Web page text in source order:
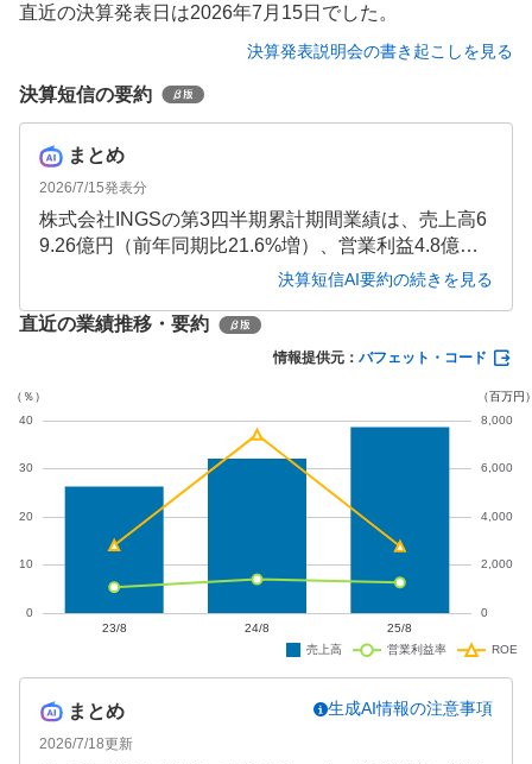
直近の決算発表日は2026年7月15日でした。
決算発表説明会の書き起こしを見る
決算短信の要約
まとめ
2026/7/15発表分
株式会社INGSの第3四半期累計期間業績は、売上高6
9.26億円（前年同期比21.6%増）、営業利益4.8億円
（同27.9%増）と大幅な増収増益を達成しました。ラ
前年を上回り、新規出店も進めています。通期業績
予想も増収増益を見込んでおり、成長トレンドが継
決算短信AI要約の続きを見る
直近の業績推移・要約
情報提供元： バフェット・コード
まとめ
2026/7/18更新
生成AI情報の注意事項